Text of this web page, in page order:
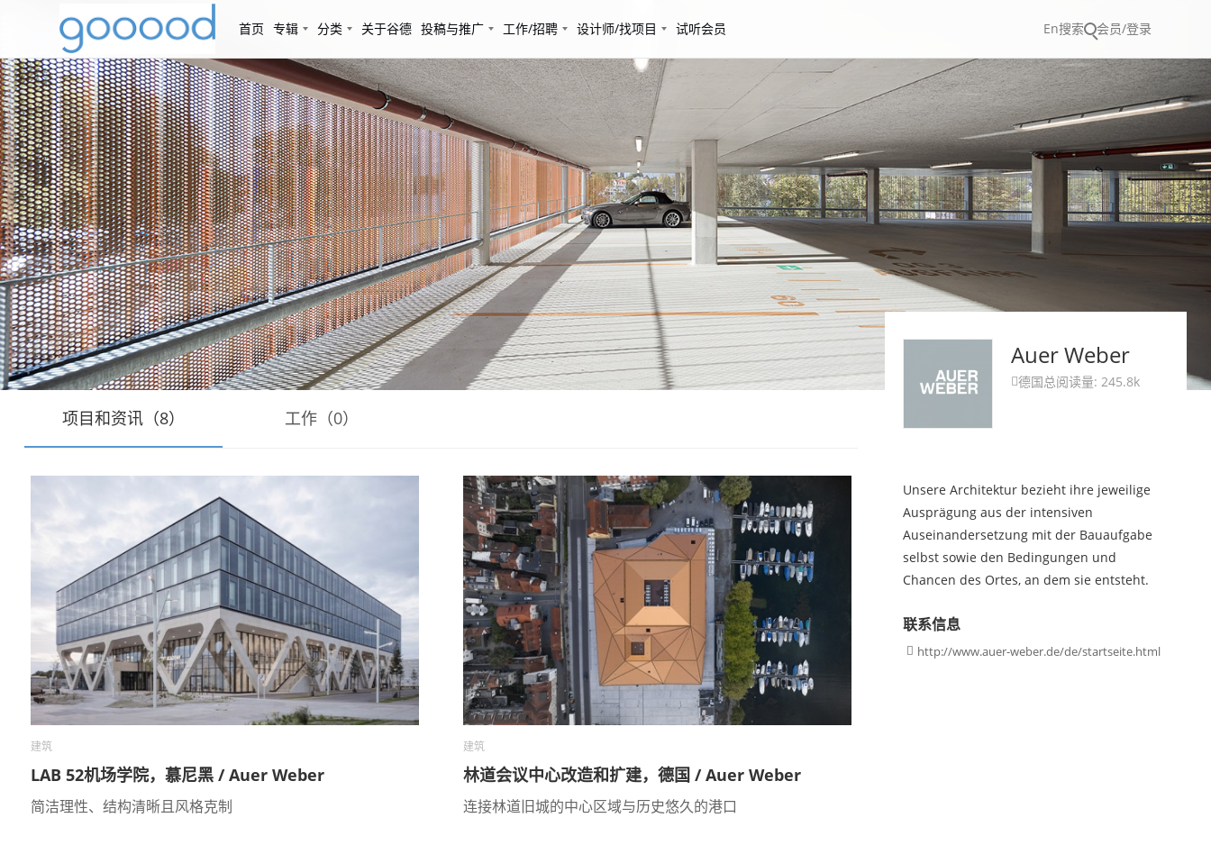
首页 专辑 分类 关于谷德 投稿与推广 工作/招聘 设计师/找项目 试听会员 En搜索 会员/登录
项目和资讯（8） 工作（0）
建筑
LAB 52机场学院，慕尼黑 / Auer Weber
简洁理性、结构清晰且风格克制
建筑
林道会议中心改造和扩建，德国 / Auer Weber
连接林道旧城的中心区域与历史悠久的港口
Auer Weber
德国总阅读量: 245.8k
Unsere Architektur bezieht ihre jeweilige
Ausprägung aus der intensiven
Auseinandersetzung mit der Bauaufgabe
selbst sowie den Bedingungen und
Chancen des Ortes, an dem sie entsteht.
联系信息
 http://www.auer-weber.de/de/startseite.html